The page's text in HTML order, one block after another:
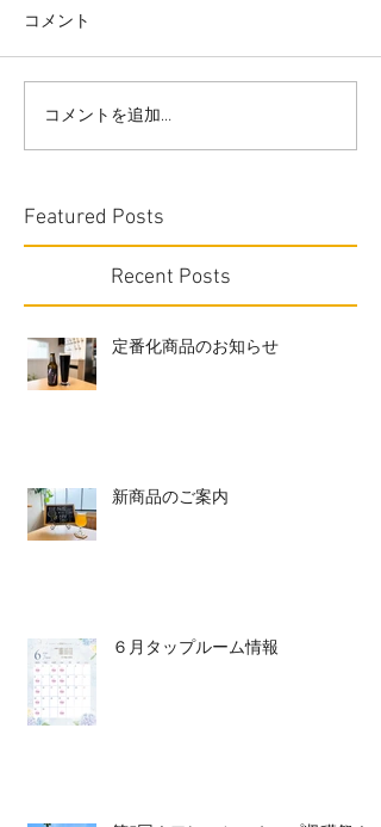
コメント
コメントを追加…
Featured Posts
Recent Posts
定番化商品のお知らせ
新商品のご案内
６月タップルーム情報